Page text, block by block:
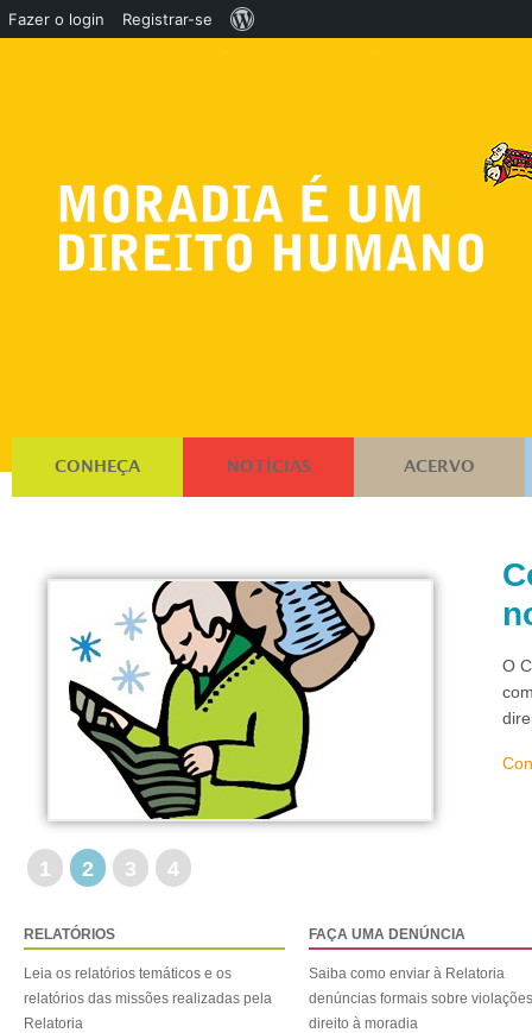
CONHEÇA NOTÍCIAS ACERVO
O
1 2 3 4
RELATÓRIOS
Leia os relatórios temáticos e os
relatórios das missões realizadas pela
Relatoria
FAÇA UMA DENÚNCIA
Saiba como enviar à Relatoria
denúncias formais sobre
direito à moradia
Fazer o login Registrar-se